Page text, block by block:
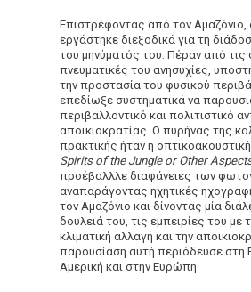
Επιστρέφοντας από τον Αμαζόνιο,
εργάστηκε διεξοδικά για τη
του μηνύματός του. Πέραν από τις
πνευματικές του ανησυχίες,
την προστασία του φυσικού
επεδίωξε συστηματικά να
περιβαλλοντικό και πολιτιστικό
αποικιοκρατίας. Ο πυρήνας της
πρακτικής ήταν η
Spirits of the Jungle or Other
προέβαλλλε διαφάνειες των
αναπαράγοντας ηχητικές
τον Αμαζόνιο και δίνοντας μία
δουλειά του, τις εμπειρίες του με
κλιματική αλλαγή και την
παρουσίαση αυτή περιόδευσε στη
Αμερική και στην Ευρώπη.